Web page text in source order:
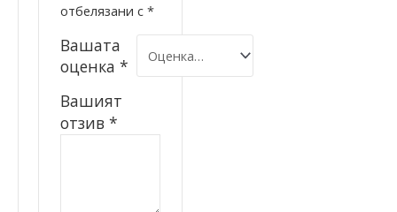
отбелязани с*
Вашата
оценка*
Вашият
отзив*